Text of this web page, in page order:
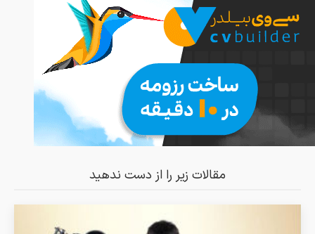
مقالات زیر را از دست ندهید